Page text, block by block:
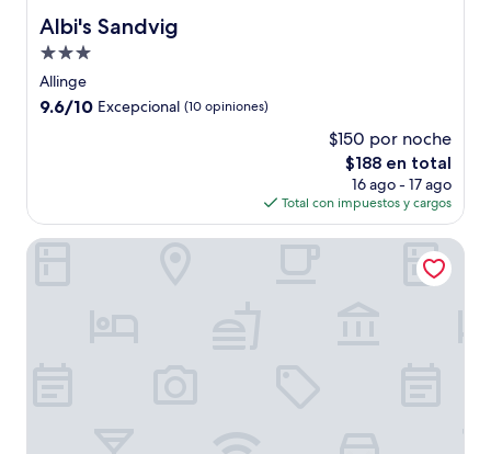
Albi's Sandvig
Albi's Sandvig
Propiedad
de
3.0
Allinge
9.6
9.6/10 Excepcional (10 opiniones)
$150 por noche
El
precio
actual
es
de
$188 en total
16 ago - 17 ago
Total con impuestos y cargos
Hotel Kysten